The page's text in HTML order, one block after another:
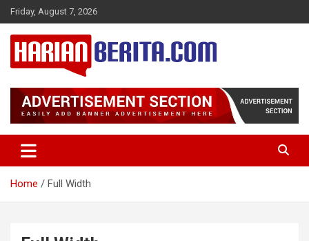
Skip
to
content
Friday, August 7, 2026
Harian Berita
Home Full Width